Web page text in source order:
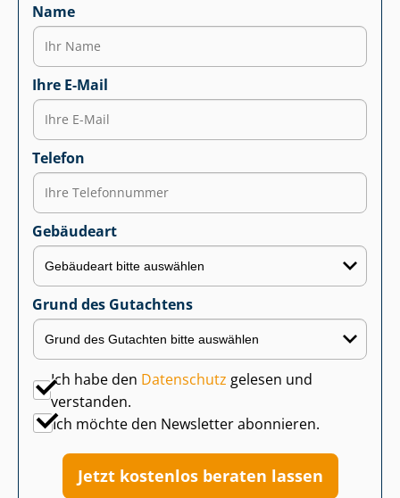
Name
Ihre E-Mail
Telefon
Gebäudeart
Grund des Gutachtens
Ich habe den Datenschutz gelesen und
verstanden.
Ich möchte den Newsletter abonnieren.
Jetzt kostenlos beraten lassen